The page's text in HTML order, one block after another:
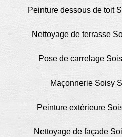
Peinture dessous de toit
Nettoyage de terrasse
Pose de carrelage
Maçonnerie Soisy
Peinture extérieure
Nettoyage de façade